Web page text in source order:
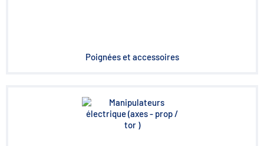
Poignées et accessoires